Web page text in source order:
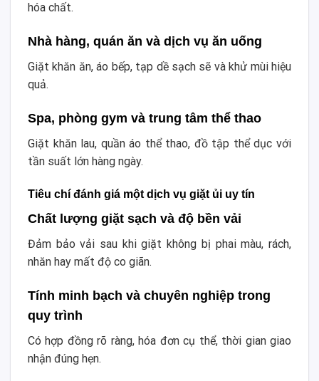
hóa chất.
Nhà hàng, quán ăn và dịch vụ ăn uống
Giặt khăn ăn, áo bếp, tạp dề sạch sẽ và khử mùi hiệu
quả.
Spa, phòng gym và trung tâm thể thao
Giặt khăn lau, quần áo thể thao, đồ tập thể dục với
tần suất lớn hàng ngày.
Tiêu chí đánh giá một dịch vụ giặt ủi uy tín
Chất lượng giặt sạch và độ bền vải
Đảm bảo vải sau khi giặt không bị phai màu, rách,
nhăn hay mất độ co giãn.
Tính minh bạch và chuyên nghiệp trong
quy trình
Có hợp đồng rõ ràng, hóa đơn cụ thể, thời gian giao
nhận đúng hẹn.